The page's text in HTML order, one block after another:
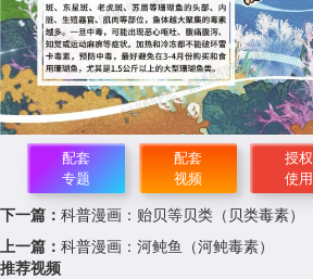
配套
专题
配套
视频
授权
使用
下一篇： 科普漫画：贻贝等贝类（贝类毒素）
上一篇： 科普漫画：河鲀鱼（河鲀毒素）
推荐视频